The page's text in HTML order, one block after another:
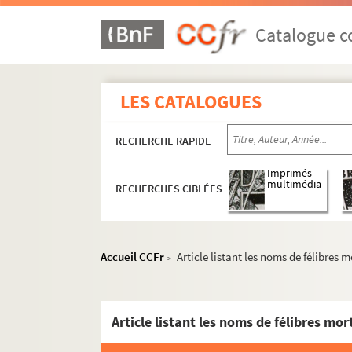
Catalogue
LES CATALOGUES
RECHERCHE RAPIDE
RECHERCHES CIBLÉES
Imprimés
multimédia
Accueil CCFr > Article listant les noms de félibres
Article listant les noms de félibres
Activités et manifestations félibréennes
ALB 9.53. Recherches historiques sur
ALB 9.54. Charles-Roux (Jules). - Un